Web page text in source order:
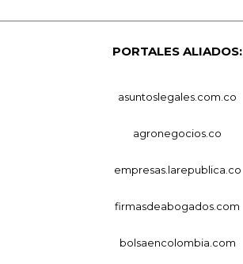
PORTALES ALIADOS:
asuntoslegales.com.co
agronegocios.co
empresas.larepublica.co
firmasdeabogados.com
bolsaencolombia.com